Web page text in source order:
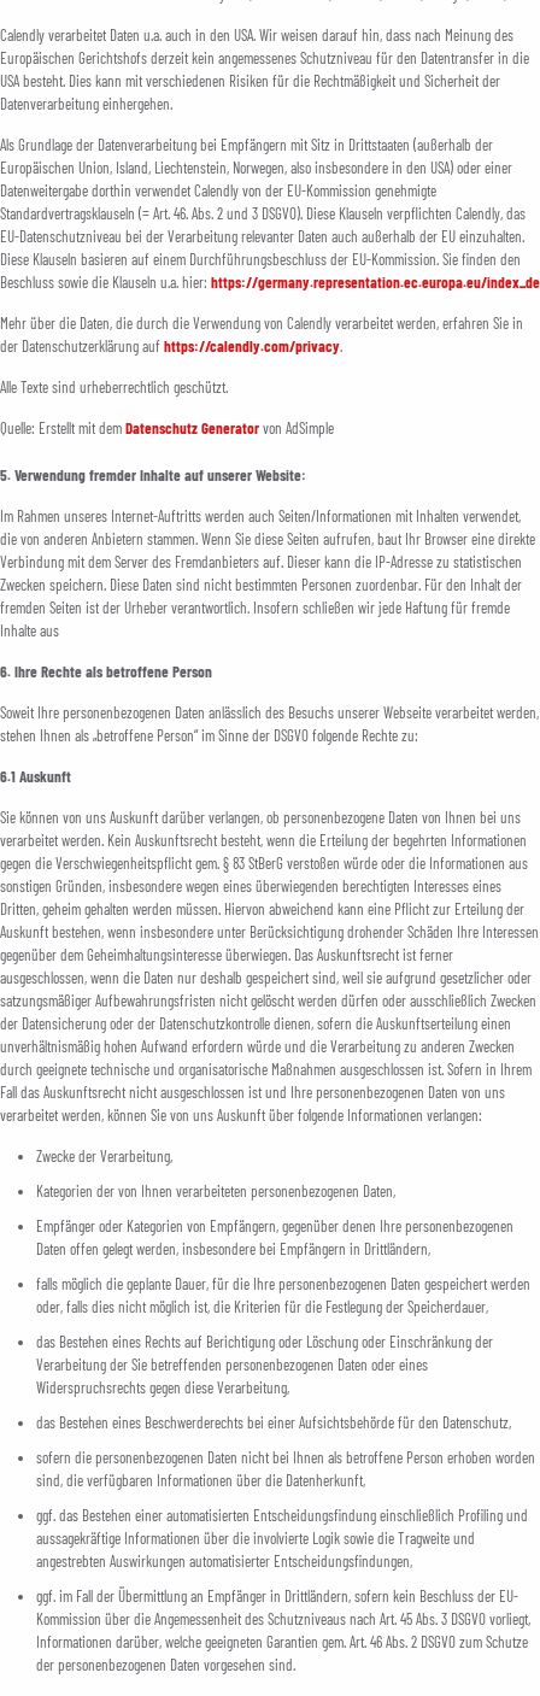
Calendly verarbeitet Daten u.a. auch in den USA. Wir weisen darauf hin, dass nach Meinung des
Europäischen Gerichtshofs derzeit kein angemessenes Schutzniveau für den Datentransfer in die
USA besteht. Dies kann mit verschiedenen Risiken für die Rechtmäßigkeit und Sicherheit der
Datenverarbeitung einhergehen.
Als Grundlage der Datenverarbeitung bei Empfängern mit Sitz in Drittstaaten (außerhalb der
Europäischen Union, Island, Liechtenstein, Norwegen, also insbesondere in den USA) oder einer
Datenweitergabe dorthin verwendet Calendly von der EU-Kommission genehmigte
Standardvertragsklauseln (= Art. 46. Abs. 2 und 3 DSGVO). Diese Klauseln verpflichten Calendly, das
EU-Datenschutzniveau bei der Verarbeitung relevanter Daten auch außerhalb der EU einzuhalten.
Diese Klauseln basieren auf einem Durchführungsbeschluss der EU-Kommission. Sie finden den
Beschluss sowie die Klauseln u.a. hier: https://germany.representation.ec.europa.eu/index_de
Mehr über die Daten, die durch die Verwendung von Calendly verarbeitet werden, erfahren Sie in
der Datenschutzerklärung auf https://calendly.com/privacy.
Alle Texte sind urheberrechtlich geschützt.
Quelle: Erstellt mit demDatenschutz Generatorvon AdSimple
5. Verwendung fremder Inhalte auf unserer Website:
Im Rahmen unseres Internet-Auftritts werden auch Seiten/Informationen mit Inhalten verwendet,
die von anderen Anbietern stammen. Wenn Sie diese Seiten aufrufen, baut Ihr Browser eine direkte
Verbindung mit dem Server des Fremdanbieters auf. Dieser kann die IP-Adresse zu statistischen
Zwecken speichern. Diese Daten sind nicht bestimmten Personen zuordenbar. Für den Inhalt der
fremden Seiten ist der Urheber verantwortlich. Insofern schließen wir jede Haftung für fremde
Inhalte aus
6. Ihre Rechte als betroffene Person
Soweit Ihre personenbezogenen Daten anlässlich des Besuchs unserer Webseite verarbeitet werden,
stehen Ihnen als „betroffene Person“ im Sinne der DSGVO folgende Rechte zu:
6.1 Auskunft
Sie können von uns Auskunft darüber verlangen, ob personenbezogene Daten von Ihnen bei uns
verarbeitet werden. Kein Auskunftsrecht besteht, wenn die Erteilung der begehrten Informationen
gegen die Verschwiegenheitspflicht gem. § 83 StBerG verstoßen würde oder die Informationen aus
sonstigen Gründen, insbesondere wegen eines überwiegenden berechtigten Interesses eines
Dritten, geheim gehalten werden müssen. Hiervon abweichend kann eine Pflicht zur Erteilung der
Auskunft bestehen, wenn insbesondere unter Berücksichtigung drohender Schäden Ihre Interessen
gegenüber dem Geheimhaltungsinteresse überwiegen. Das Auskunftsrecht ist ferner
ausgeschlossen, wenn die Daten nur deshalb gespeichert sind, weil sie aufgrund gesetzlicher oder
satzungsmäßiger Aufbewahrungsfristen nicht gelöscht werden dürfen oder ausschließlich Zwecken
der Datensicherung oder der Datenschutzkontrolle dienen, sofern die Auskunftserteilung einen
unverhältnismäßig hohen Aufwand erfordern würde und die Verarbeitung zu anderen Zwecken
durch geeignete technische und organisatorische Maßnahmen ausgeschlossen ist. Sofern in Ihrem
Fall das Auskunftsrecht nicht ausgeschlossen ist und Ihre personenbezogenen Daten von uns
verarbeitet werden, können Sie von uns Auskunft über folgende Informationen verlangen:
Zwecke der Verarbeitung,
Kategorien der von Ihnen verarbeiteten personenbezogenen Daten,
Empfänger oder Kategorien von Empfängern, gegenüber denen Ihre personenbezogenen
Daten offen gelegt werden, insbesondere bei Empfängern in Drittländern,
falls möglich die geplante Dauer, für die Ihre personenbezogenen Daten gespeichert werden
oder, falls dies nicht möglich ist, die Kriterien für die Festlegung der Speicherdauer,
das Bestehen eines Rechts auf Berichtigung oder Löschung oder Einschränkung der
Verarbeitung der Sie betreffenden personenbezogenen Daten oder eines
Widerspruchsrechts gegen diese Verarbeitung,
das Bestehen eines Beschwerderechts bei einer Aufsichtsbehörde für den Datenschutz,
sofern die personenbezogenen Daten nicht bei Ihnen als betroffene Person erhoben worden
sind, die verfügbaren Informationen über die Datenherkunft,
ggf. das Bestehen einer automatisierten Entscheidungsfindung einschließlich Profiling und
aussagekräftige Informationen über die involvierte Logik sowie die Tragweite und
angestrebten Auswirkungen automatisierter Entscheidungsfindungen,
ggf. im Fall der Übermittlung an Empfänger in Drittländern, sofern kein Beschluss der EU-
Kommission über die Angemessenheit des Schutzniveaus nach Art. 45 Abs. 3 DSGVO vorliegt,
Informationen darüber, welche geeigneten Garantien gem. Art. 46 Abs. 2 DSGVO zum Schutze
der personenbezogenen Daten vorgesehen sind.